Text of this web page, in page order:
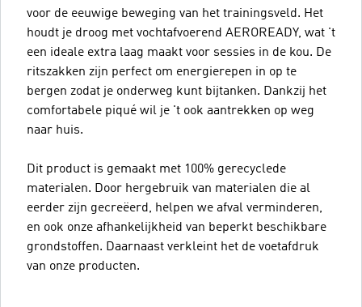
voor de eeuwige beweging van het trainingsveld. Het
houdt je droog met vochtafvoerend AEROREADY, wat 't
een ideale extra laag maakt voor sessies in de kou. De
ritszakken zijn perfect om energierepen in op te
bergen zodat je onderweg kunt bijtanken. Dankzij het
comfortabele piqué wil je 't ook aantrekken op weg
naar huis.
Dit product is gemaakt met 100% gerecyclede
materialen. Door hergebruik van materialen die al
eerder zijn gecreëerd, helpen we afval verminderen,
en ook onze afhankelijkheid van beperkt beschikbare
grondstoffen. Daarnaast verkleint het de voetafdruk
van onze producten.